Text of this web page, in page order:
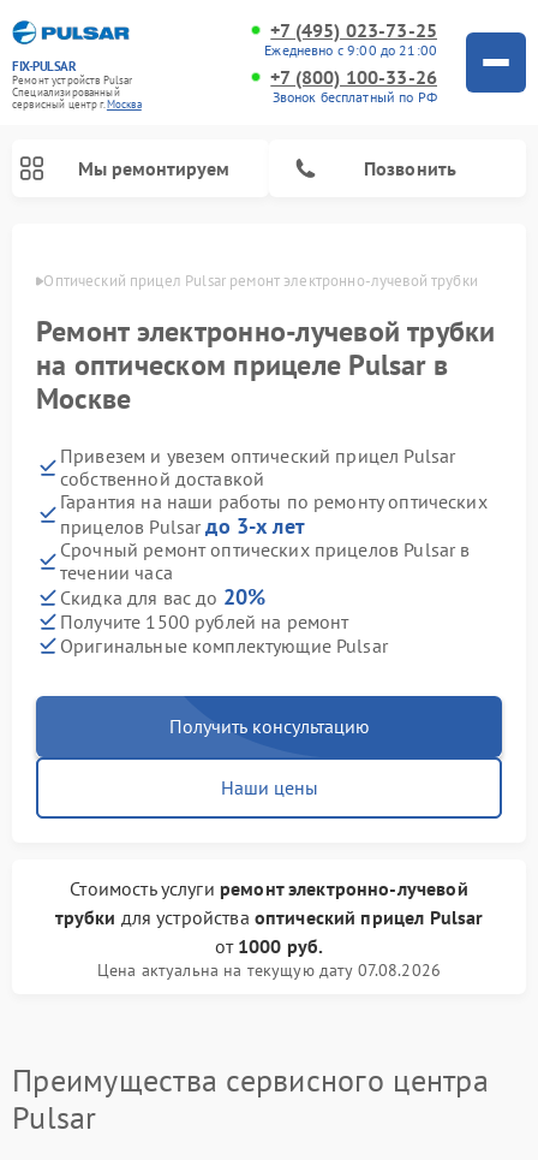
FIX-PULSAR
Ремонт устройств Pulsar
Специализированный
cервисный центр г.Москва
+7 (495) 023-73-25
Ежедневно с 9:00 до 21:00
+7 (800) 100-33-26
Звонок бесплатный по РФ
Мы ремонтируем Позвонить
Оптический прицел Pulsar ремонт электронно-лучевой трубки
Ремонт электронно-лучевой трубки
на оптическом прицеле Pulsar в
Москве
Привезем и увезем оптический прицел Pulsar
собственной доставкой
Гарантия на наши работы по ремонту оптических
прицелов Pulsarдо 3-х лет
Срочный ремонт оптических прицелов Pulsar в
течении часа
Скидка для вас до 20%
Получите 1500 рублей на ремонт
Оригинальные комплектующие Pulsar
Получить консультацию
Наши цены
Стоимость услуги ремонт электронно-лучевой
трубки для устройства оптический прицел Pulsar
от 1000 руб.
Цена актуальна на текущую дату 07.08.2026
Преимущества сервисного центра
Pulsar